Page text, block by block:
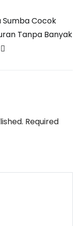
Sumba Cocok
Tanpa Banyak
Required